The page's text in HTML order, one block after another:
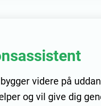
videre på
og vil give dig